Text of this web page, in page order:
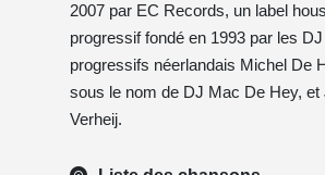
2007 par EC Records, un label
progressif fondé en 1993 par les
progressifs néerlandais Michel De
sous le nom de DJ Mac De Hey, et
Verheij.